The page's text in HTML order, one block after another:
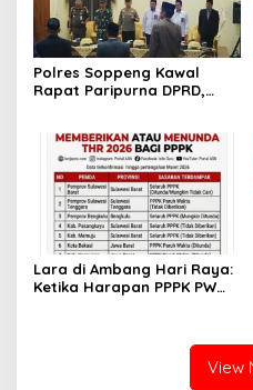
Polres Soppeng Kawal
Rapat Paripurna DPRD,
Pemerintahan Daerah
Lara di Ambang Hari Raya:
Ketika Harapan PPPK PW
View